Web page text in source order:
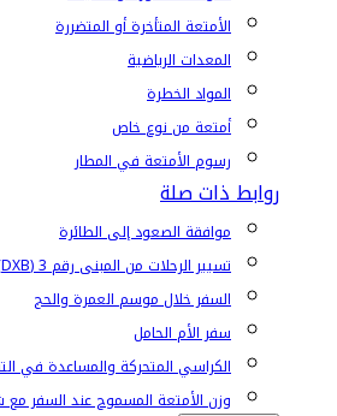
الأمتعة المتأخرة أو المتضررة
المعدات الرياضية
المواد الخطرة
أمتعة من نوع خاص
رسوم الأمتعة في المطار
روابط ذات صلة
موافقة الصعود إلى الطائرة
تسيير الرحلات من المبنى رقم 3 (DXB)
السفر خلال موسم العمرة والحج
سفر الأم الحامل
الكراسي المتحركة والمساعدة في
وزن الأمتعة المسموح عند السفر مع